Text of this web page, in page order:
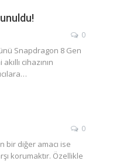
0
Snapdragon 8 Gen
cihazının
0
bir diğer amacı ise
korumaktır. Özellikle